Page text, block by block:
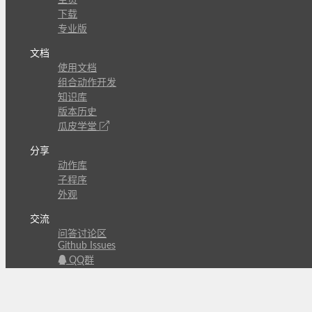
下载
专业版
文档
使用文档
组合动作开发
知识库
版本历史
瓜皮学堂
分享
动作库
子程序
外观
交流
问答讨论区
Github Issues
QQ群